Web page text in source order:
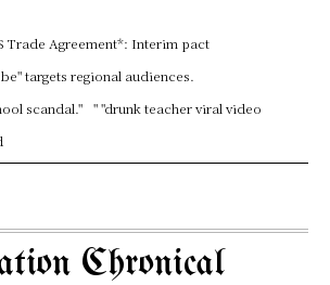
Trade Agreement*: Interim pact
targets regional audiences.
scandal." " "drunk teacher viral video
Chronical